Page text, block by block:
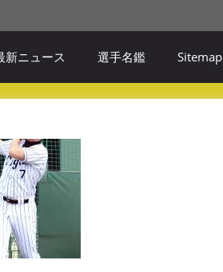
新ニュース 選手名鑑 Sitemap